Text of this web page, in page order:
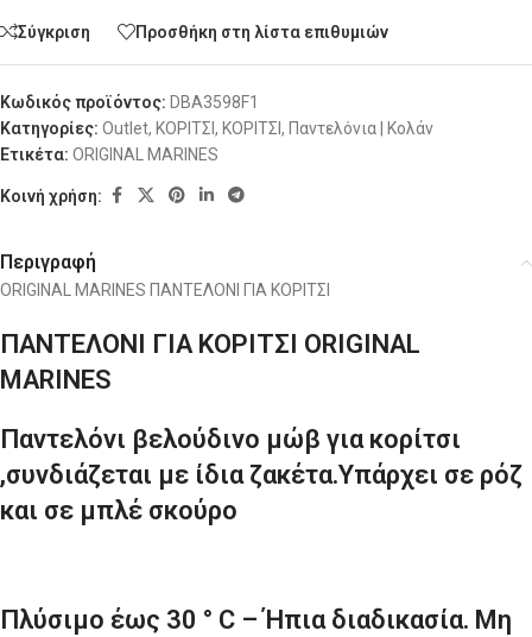
Σύγκριση Προσθήκη στη λίστα επιθυμιών
Κωδικός προϊόντος: DBA3598F1
Κατηγορίες: Outlet, ΚΟΡΙΤΣΙ , ΚΟΡΙΤΣΙ , Παντελόνια | Κολάν
Ετικέτα: ORIGINAL MARINES
Κοινή χρήση:
Περιγραφή
ORIGINAL MARINES ΠΑΝΤΕΛΟΝΙ ΓΙΑ ΚΟΡΙΤΣΙ
ΠΑΝΤΕΛΟΝΙ ΓΙΑ ΚΟΡΙΤΣΙ ORIGINAL
MARINES
Παντελόνι βελούδινο μώβ για κορίτσι
,συνδιάζεται με ίδια ζακέτα.Υπάρχει σε ρόζ
και σε μπλέ σκούρο
Πλύσιμο έως 30 ° C – Ήπια διαδικασία. Μη